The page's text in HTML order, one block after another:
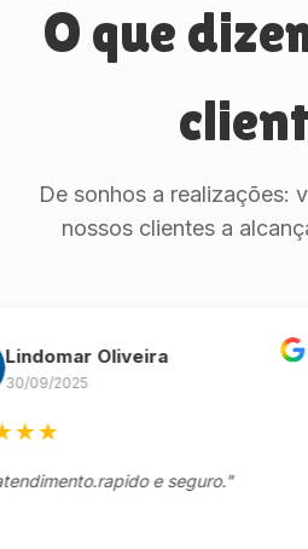
O que
De sonhos a realizações:
nossos clientes a
Oliveira
2025
e seguro."